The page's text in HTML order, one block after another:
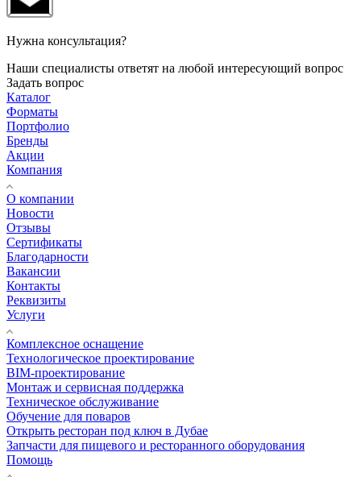
Нужна консультация?
Наши специалисты ответят на любой интересующий вопрос
Задать вопрос
Каталог
Форматы
Портфолио
Бренды
Акции
Компания
О компании
Новости
Отзывы
Сертификаты
Благодарности
Вакансии
Контакты
Реквизиты
Услуги
Комплексное оснащение
Технологическое проектирование
BIM-проектирование
Монтаж и сервисная поддержка
Техническое обслуживание
Обучение для поваров
Открыть ресторан под ключ в Дубае
Запчасти для пищевого и ресторанного оборудования
Помощь